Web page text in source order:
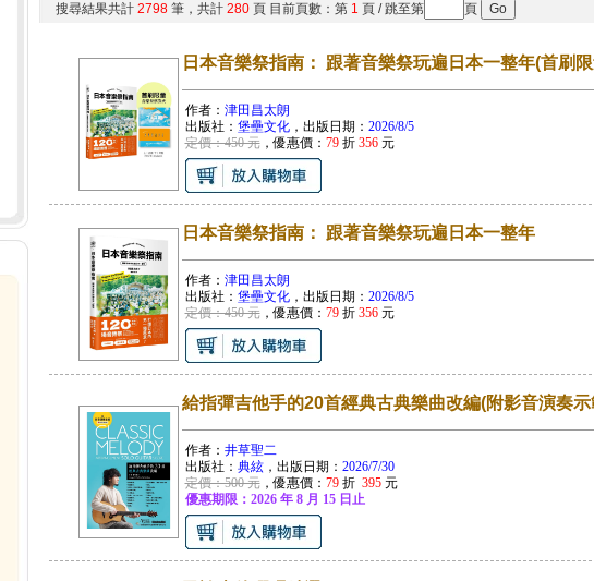
搜尋結果共計 2798筆，共計 280頁 目前頁數：第 1 頁 / 跳至第 頁
日本音樂祭指南： 跟著音樂祭玩遍日本一整年(首刷
作者： 津田昌太朗
出版社： 堡壘文化，出版日期： 2026/8/5
定價：450 元，優惠價： 79折 356元
日本音樂祭指南： 跟著音樂祭玩遍日本一整年
作者： 津田昌太朗
出版社： 堡壘文化，出版日期： 2026/8/5
定價：450 元，優惠價： 79折 356元
給指彈吉他手的20首經典古典樂曲改編(附影音演奏示
作者： 井草聖二
出版社： 典絃，出版日期： 2026/7/30
定價：500 元，優惠價： 79折 395元
優惠期限：2026 年 8 月 15 日止